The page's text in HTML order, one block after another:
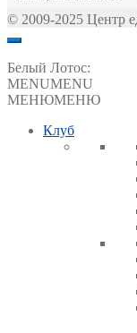
© 2009-2025 Центр
Белый Лотос:
MENUMENU
МЕНЮМЕНЮ
Клуб